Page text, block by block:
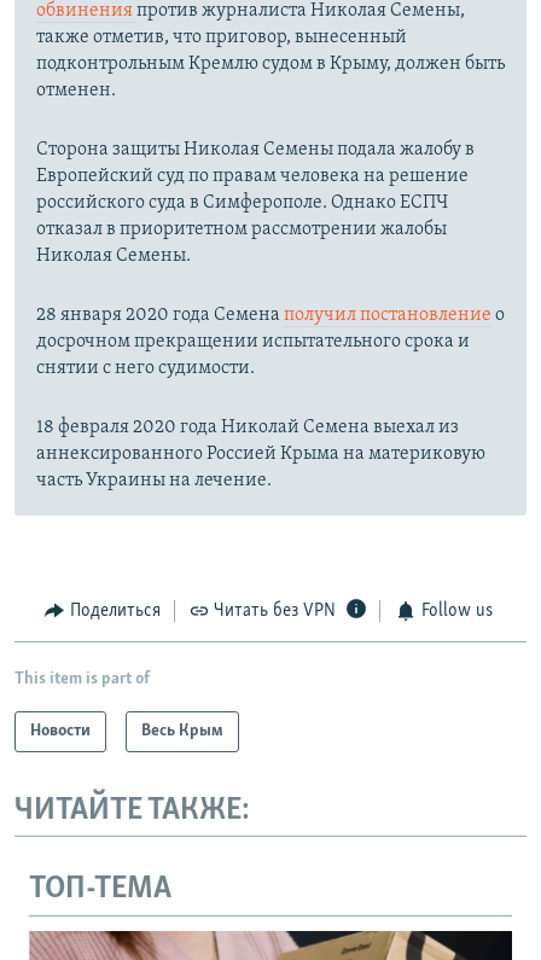
обвиненияпротив журналиста Николая Семены,
также отметив, что приговор, вынесенный
подконтрольным Кремлю судом в Крыму, должен быть
отменен.
Сторона защиты Николая Семены подала жалобу в
Европейский суд по правам человека на решение
российского суда в Симферополе. Однако ЕСПЧ
отказал в приоритетном рассмотрении жалобы
Николая Семены.
28 января 2020 года Семена получил постановление о
досрочном прекращении испытательного срока и
снятии с него судимости.
18 февраля 2020 года Николай Семена выехал из
аннексированного Россией Крыма на материковую
часть Украины на лечение.
Поделиться Читать без VPN Follow us
This item is part of
Новости Весь Крым
ЧИТАЙТЕ ТАКЖЕ:
ТОП-ТЕМА